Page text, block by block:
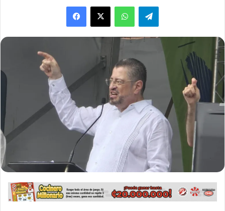
WhatsAppTelegram